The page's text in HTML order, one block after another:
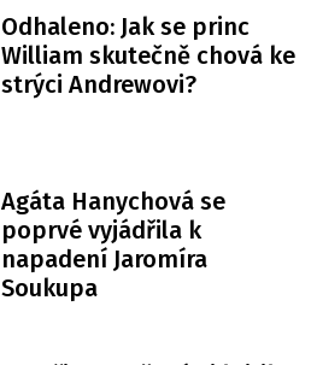
Odhaleno: Jak se princ
William skutečně chová ke
strýci Andrewovi?
Agáta Hanychová se
poprvé vyjádřila k
napadení Jaromíra
Soukupa